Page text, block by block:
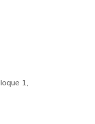
1,